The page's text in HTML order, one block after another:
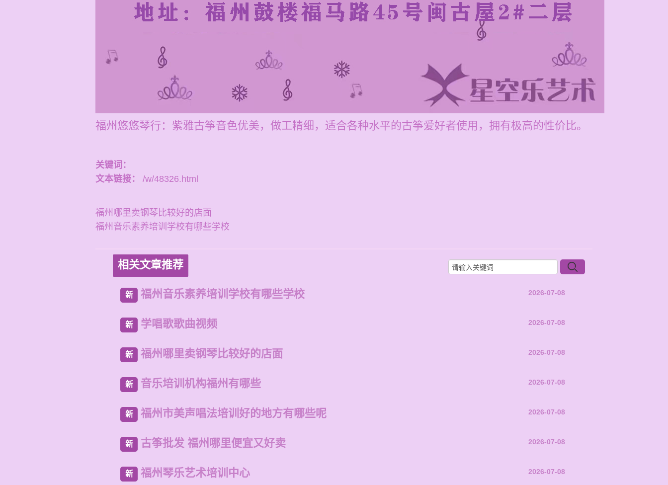
福州悠悠琴行：紫雅古筝音色优美，做工精细，适合各种水平的古筝爱好者使用，拥有极高的性价比。
关键词：
文本链接：
/w/48326.html
福州哪里卖钢琴比较好的店面
福州音乐素养培训学校有哪些学校
相关文章推荐
新 福州音乐素养培训学校有哪些学校 2026-07-08
新 学唱歌歌曲视频 2026-07-08
新 福州哪里卖钢琴比较好的店面 2026-07-08
新 音乐培训机构福州有哪些 2026-07-08
新 福州市美声唱法培训好的地方有哪些呢 2026-07-08
新 古筝批发 福州哪里便宜又好卖 2026-07-08
新 福州琴乐艺术培训中心 2026-07-08